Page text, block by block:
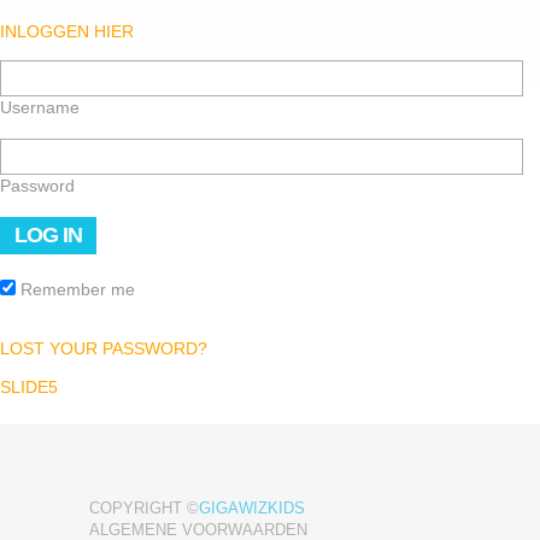
INLOGGEN HIER
Username
Password
Remember me
LOST YOUR PASSWORD?
Bericht
SLIDE5
COPYRIGHT ©GIGAWIZKIDS
ALGEMENE VOORWAARDEN